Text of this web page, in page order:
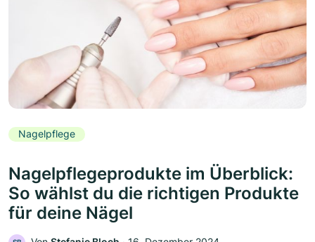
Nagelpflege
Nagelpflegeprodukte im Überblick:
So wählst du die richtigen Produkte
für deine Nägel